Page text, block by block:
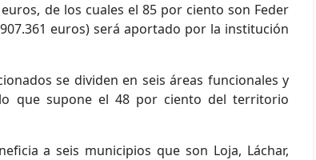
de los cuales el 85 por ciento son Feder
euros) será aportado por la institución
se dividen en seis áreas funcionales y
que supone el 48 por ciento del territorio
a seis municipios que son Loja, Láchar,